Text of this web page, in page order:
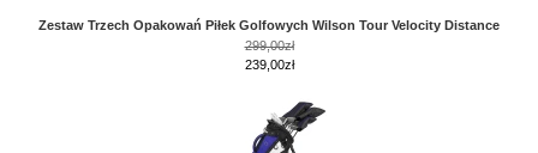
Zestaw Trzech Opakowań Piłek Golfowych Wilson Tour Velocity Distance
299,00zł
239,00zł